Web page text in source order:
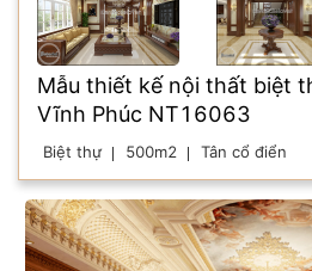
Mẫu thiết kế nội thất biệt
Vĩnh Phúc NT16063
Biệt thự 500m2 Tân cổ điển